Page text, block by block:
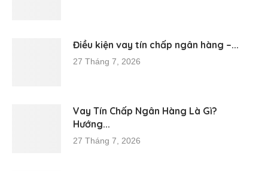
Điều kiện vay tín chấp ngân hàng –...
27 Tháng 7, 2026
Vay Tín Chấp Ngân Hàng Là Gì?
Hướng...
27 Tháng 7, 2026